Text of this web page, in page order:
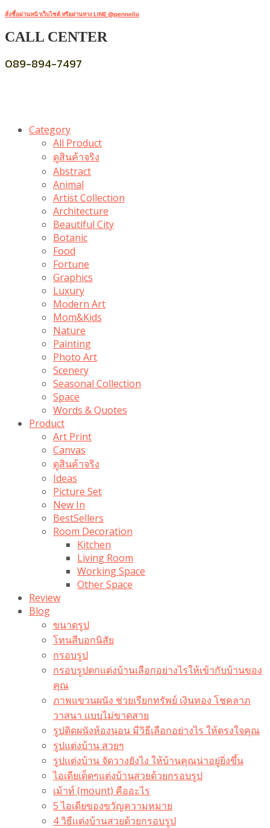
สั่งซื้อผ่านหน้าเว็บไซต์ หรือผ่านทาง LINE @pennello
CALL CENTER
089-894-7497
Category
All Product
ดูสินค้าจริง
Abstract
Animal
Artist Collection
Architecture
Beautiful City
Botanic
Food
Fortune
Graphics
Luxury
Modern Art
Mom&Kids
Nature
Painting
Photo Art
Scenery
Seasonal Collection
Space
Words & Quotes
Product
Art Print
Canvas
ดูสินค้าจริง
Ideas
Picture Set
New In
BestSellers
Room Decoration
Kitchen
Living Room
Working Space
Other Space
Review
Blog
ขนาดรูป
โทนสีบอกนิสัย
กรอบรูป
กรอบรูปตกแต่งบ้านเลือกอย่างไรให้เข้ากับบ้านของ
คุณ
ภาพแขวนผนัง ช่วยเรียกทรัพย์ เงินทอง โชคลาภ
วาสนา แบบไม่ขาดสาย
รูปติดผนังห้องนอน มีวิธีเลือกอย่างไร ให้ตรงใจคุณ
รูปแต่งบ้าน สวยๆ
รูปแต่งบ้าน จัดวางยังไง ให้บ้านคุณน่าอยู่ยิ่งขึ้น
ไอเดียเด็ดๆแต่งบ้านสวยด้วยกรอบรูป
เม้าท์ (mount) คืออะไร​
5 ไอเดียของขวัญความหมาย
4 วิธีแต่งบ้านสวยด้วยกรอบรูป